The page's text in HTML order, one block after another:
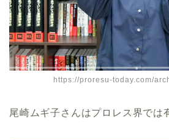
https://proresu-today.com/
尾崎ムギ子さんはプロレス界では